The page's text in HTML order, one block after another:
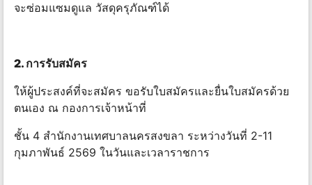
จะซ่อมแซมดูแล วัสดุครุภัณฑ์ได้
2. การรับสมัคร
ให้ผู้ประสงค์ที่จะสมัคร ขอรับใบสมัครและยื่นใบสมัครด้วย
ตนเอง ณ กองการเจ้าหน้าที่
ชั้น 4 สํานักงานเทศบาลนครสงขลา ระหว่างวันที่ 2-11
กุมภาพันธ์ 2569 ในวันและเวลาราชการ